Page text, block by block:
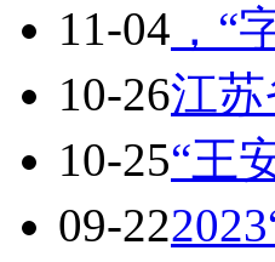
11-04 ，“
10-26江
10-25“王
09-22